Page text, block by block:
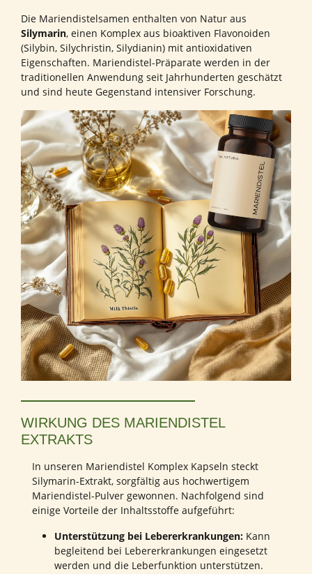
Die Mariendistelsamen enthalten von Natur aus
Silymarin, einen Komplex aus bioaktiven Flavonoiden
(Silybin, Silychristin, Silydianin) mit antioxidativen
Eigenschaften. Mariendistel-Präparate werden in der
traditionellen Anwendung seit Jahrhunderten geschätzt
und sind heute Gegenstand intensiver Forschung.
WIRKUNG DES MARIENDISTEL
EXTRAKTS
In unseren Mariendistel Komplex Kapseln steckt
Silymarin-Extrakt, sorgfältig aus hochwertigem
Mariendistel-Pulver gewonnen. Nachfolgend sind
einige Vorteile der Inhaltsstoffe aufgeführt:
Unterstützung bei Lebererkrankungen: Kann
begleitend bei Lebererkrankungen eingesetzt
werden und die Leberfunktion unterstützen.